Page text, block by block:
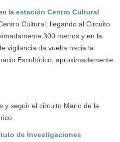
la estación Centro Cultural
Cultural, llegando al Circuito
300 metros y en la
vigilancia da vuelta hacia la
Escultórico, aproximadamente
y seguir el circuito Mario de la
de Investigaciones